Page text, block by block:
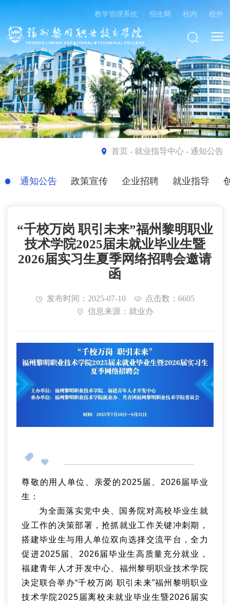
教学管理系统 · 招生网 · 校内 · 校外
首页- 就业指导中心 - 通知公告
通知公告 政策宣传 企业招聘 就业指导
“千校万岗 职引未来”福州黎明职业
技术学院2025届未就业毕业生暨
2026届实习生夏季网络招聘会邀请
函
发布时间：2025-07-10
点击数：6605
信息来源：就业办
尊敬的用人单位、亲爱的2025届、2026届毕业
生：
为全面落实党中央、国务院对高校毕业生就
业工作的决策部署，抢抓就业工作关键冲刺期，
搭建毕业生与用人单位双向选择交流平台，全力
促进2025届、2026届毕业生高质量充分就业，
福建青年人才开发中心、福州黎明职业技术学院
决定联合举办“千校万岗 职引未来”福州黎明职业
技术学院2025届离校未就业毕业生暨2026届实